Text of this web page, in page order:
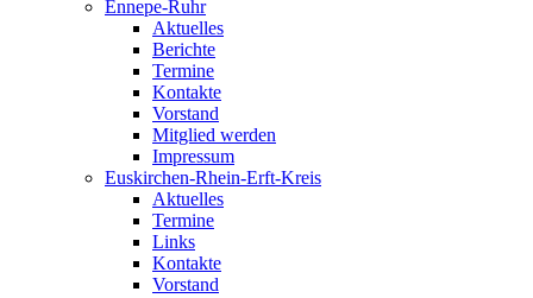
Ennepe-Ruhr
Aktuelles
Berichte
Termine
Kontakte
Vorstand
Mitglied werden
Impressum
Euskirchen-Rhein-Erft-Kreis
Aktuelles
Termine
Links
Kontakte
Vorstand